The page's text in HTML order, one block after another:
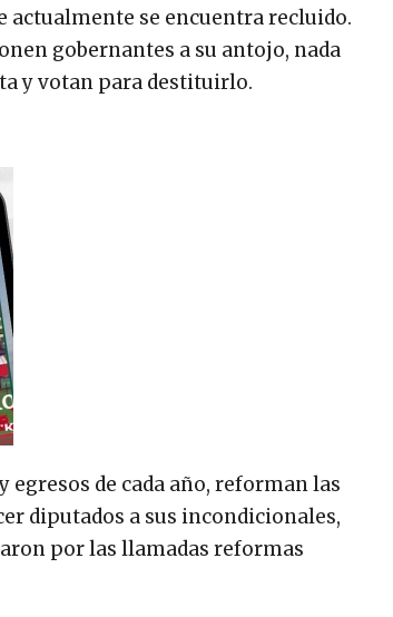
actualmente se encuentra recluido.
gobernantes a su antojo, nada
y votan para destituirlo.
de cada año, reforman las
diputados a sus incondicionales,
por las llamadas reformas